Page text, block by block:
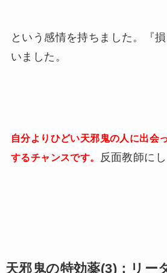
という感情を持ちました。『
いました。
自分よりひどい天邪鬼の人に出会
するチャンスです。
反面教師にし
天邪鬼の特効薬(3)：リー